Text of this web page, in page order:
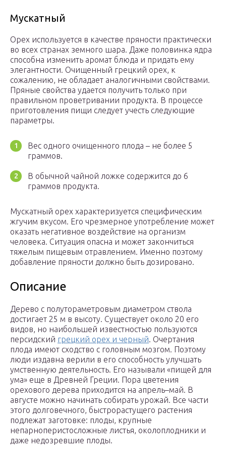
Мускатный
Орех используется в качестве пряности практически
во всех странах земного шара. Даже половинка ядра
способна изменить аромат блюда и придать ему
элегантности. Очищенный грецкий орех, к
сожалению, не обладает аналогичными свойствами.
Пряные свойства удается получить только при
правильном проветривании продукта. В процессе
приготовления пищи следует учесть следующие
параметры.
Вес одного очищенного плода – не более 5
граммов.
В обычной чайной ложке содержится до 6
граммов продукта.
Мускатный орех характеризуется специфическим
жгучим вкусом. Его чрезмерное употребление может
оказать негативное воздействие на организм
человека. Ситуация опасна и может закончиться
тяжелым пищевым отравлением. Именно поэтому
добавление пряности должно быть дозировано.
Описание
Дерево с полутораметровым диаметром ствола
достигает 25 м в высоту. Существует около 20 его
видов, но наибольшей известностью пользуются
персидский грецкий орех и черный. Очертания
плода имеют сходство с головным мозгом. Поэтому
люди издавна верили в его способность улучшать
умственную деятельность. Его называли «пищей для
ума» еще в Древней Греции. Пора цветения
орехового дерева приходится на апрель–май. В
августе можно начинать собирать урожай. Все части
этого долговечного, быстрорастущего растения
подлежат заготовке: плоды, крупные
непарноперистосложные листья, околоплодники и
даже недозревшие плоды.